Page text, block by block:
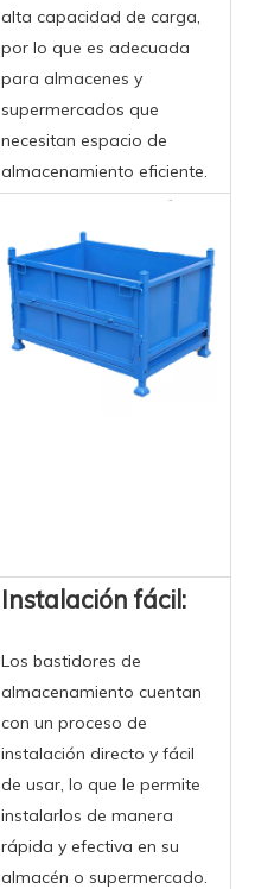
alta capacidad de carga,
por lo que es adecuada
para almacenes y
supermercados que
necesitan espacio de
almacenamiento eficiente.
Instalación fácil:
Los bastidores de
almacenamiento cuentan
con un proceso de
instalación directo y fácil
de usar, lo que le permite
instalarlos de manera
rápida y efectiva en su
almacén o supermercado.